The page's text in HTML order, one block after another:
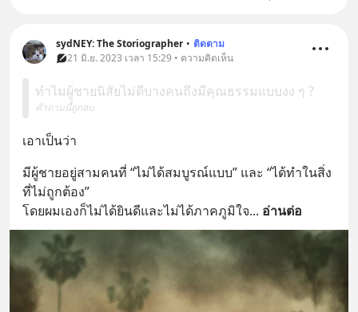
sydNEY: The Storiographer • ติดตาม
21 มิ.ย. 2023 เวลา 15:29 • ความคิดเห็น
ทำไมผู้ชายนิสัยไม่ดีบางคนถึงมีคุณธรรมแบบงง ๆ ?
คำถามนี้ถูกลบ
เอาเป็นว่า
มีผู้ชายอยู่สามคนที่ “ไม่ได้สมบูรณ์แบบ” และ “ได้ทำในสิ่ง
ที่ไม่ถูกต้อง”
โดยผมเองก็ไม่ได้ยินดีและไม่ได้ภาคภูมิใจ... อ่านต่อ